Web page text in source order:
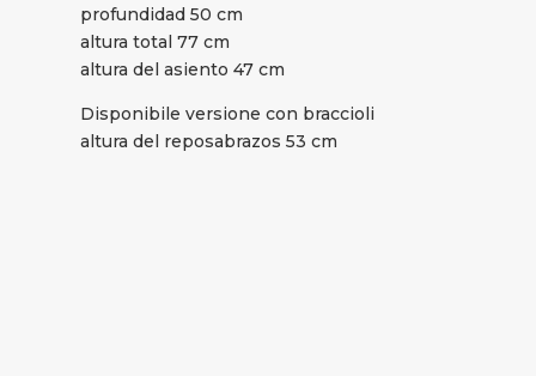
profundidad 50 cm
altura total 77 cm
altura del asiento 47 cm
Disponibile versione con braccioli
altura del reposabrazos 53 cm